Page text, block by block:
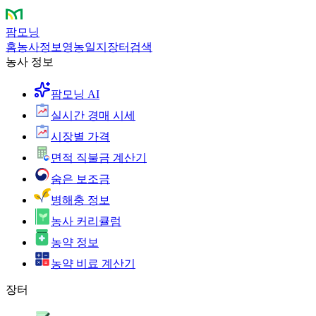
팜모닝
홈농사정보 영농일지 장터 검색
농사 정보
팜모닝 AI
실시간 경매 시세
시장별 가격
면적 직불금 계산기
숨은 보조금
병해충 정보
농사 커리큘럼
농약 정보
농약 비료 계산기
장터